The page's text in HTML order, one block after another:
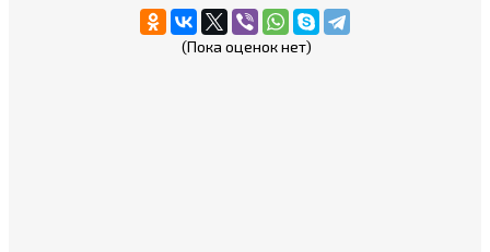
(Пока оценок нет)